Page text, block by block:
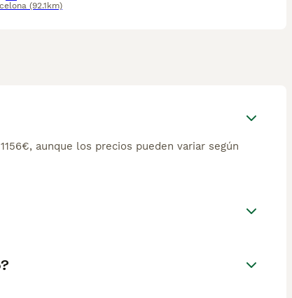
(92.1km)
aunque los precios pueden variar según